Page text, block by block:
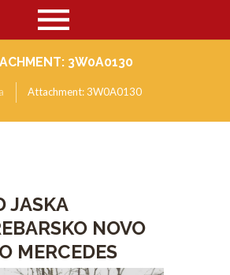
3W0A0130
Attachment: 3W0A0130
JASKA
NOVO
MERCEDES